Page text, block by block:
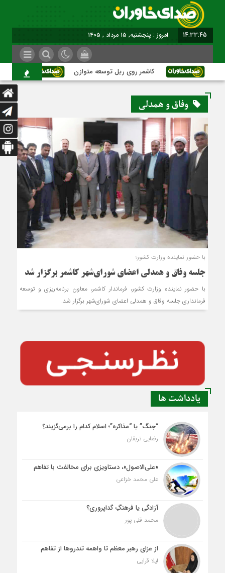
14:33:46 امروز : پنجشنبه, ۱۵ مرداد , ۱۴۰۵
کاشمر روی ریل توسعه متوازن کاشمر؛
وفاق و همدلی
با حضور نماینده وزارت کشور؛
جلسه وفاق و همدلی اعضای شورای‌شهر کاشمر برگزار شد
با حضور نماینده وزارت کشور، فرماندار کاشمر، معاون برنامه‌ریزی و توسعه
فرمانداری جلسه وفاق و همدلی اعضای شورای‌شهر برگزار شد.
یادداشت ها
“جنگ” یا “مذاکره”؛ اسلام کدام را برمی‌گزیند؟
رضایی تربقان
«علی‌الاصول»، دستاویزی برای مخالفت با تفاهم
علی محمد خزاعی
آزادگی یا فرهنگِ گداپروری؟
محمد قلی پور
از عزای رهبر معظم تا واهمه تندروها از تفاهم
لیلا قرایی